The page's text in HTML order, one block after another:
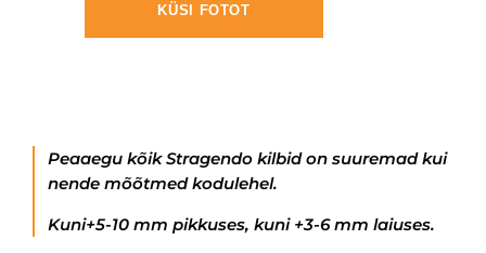
KÜSI FOTOT
Peaaegu kõik Stragendo kilbid on suuremad kui
nende mõõtmed kodulehel.
Kuni+5-10 mm pikkuses, kuni +3-6 mm laiuses.